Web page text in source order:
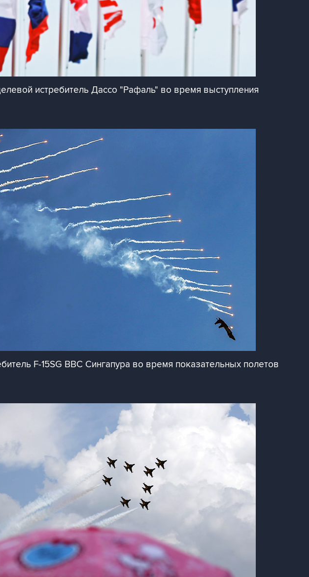
истребитель Дассо "Рафаль" во время выступления
F-15SG ВВС Сингапура во время показательных полетов